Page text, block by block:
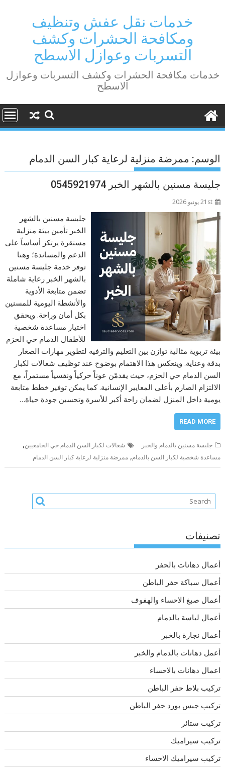
خدمات نقل عفش وتنظيف
ومكافحة الحشرات وكشف
التسربات وعوازل الاسطح
خدمات مكافحة الحشرات وكشف التسربات وعوازل
الاسطح
الوسم: ممرضة منزلية لرعاية كبار السن الدمام
جليسة مسنين بالشهر الخبر 0545921974
21st يونيو 2026
جليسة مسنين بالشهر
الخبر تأمين بيئة منزلية
مستقرة يرتكز أساساً على
الدعم والمساندة؛ وهنا
توفر خدمة جليسة مسنين
بالشهر الخبر رعاية شاملة
تضمن متابعة الأدوية
والأنشطة اليومية للمسنين
بكل أمان وراحة. ويحقق
اختيار مساعدة شخصية
للأطفال الدمام حي الحزم
بيئة تربوية مثالية توازن بين التعليم والترفيه لتطوير مهارات الصغار
بدقة وعناية. وينعكس هذا الاهتمام بوضوح عند توظيف شغالات لكبار
السن الدمام حي الحزم، حيث يقدمّن عوناً حركياً ونفسياً مستمراً، مع
الالتزام الصارم بأعلى المعايير الإنسانية. كما يمكن توفير خطط متابعة
يومية داخل المنزل لضمان راحة أكبر للأسرة وتحسين جودة حياة…
READ MORE
جليسة مسنين بالدمام والخبر شغالات لكبار السن الدمام حي الجامعيين,
مساعدة شخصية لكبار السن بالدمام,ممرضة منزلية لرعاية كبار السن الدمام
تصنيفات
أعمال دهانات بالحفر
أعمال سباكة حفر الباطن
أعمال صبغ الاحساء والهفوف
أعمال لياسة بالدمام
أعمال نجارة بالخبر
أعمل دهانات بالدمام والخبر
اعمال دهانات بالاحساء
تركيب بلاط حفر الباطن
تركيب جبس بورد حفر الباطن
تركيب ستائر
تركيب سيراميك
تركيب سيراميك الاحساء